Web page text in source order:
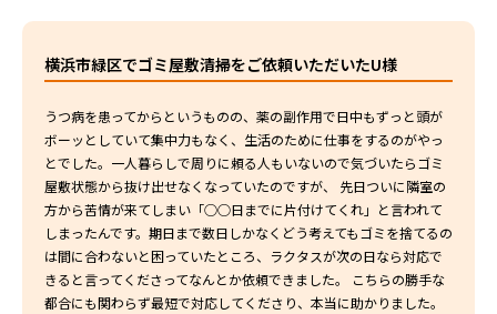
横浜市緑区でゴミ屋敷清掃をご依頼いただいたU様
うつ病を患ってからというものの、薬の副作用で日中もずっと頭が
ボーッとしていて集中力もなく、生活のために仕事をするのがやっ
とでした。一人暮らしで周りに頼る人もいないので気づいたらゴミ
屋敷状態から抜け出せなくなっていたのですが、 先日ついに隣室の
方から苦情が来てしまい「○○日までに片付けてくれ」と言われて
しまったんです。期日まで数日しかなくどう考えてもゴミを捨てるの
は間に合わないと困っていたところ、ラクタスが次の日なら対応で
きると言ってくださってなんとか依頼できました。 こちらの勝手な
都合にも関わらず最短で対応してくださり、本当に助かりました。